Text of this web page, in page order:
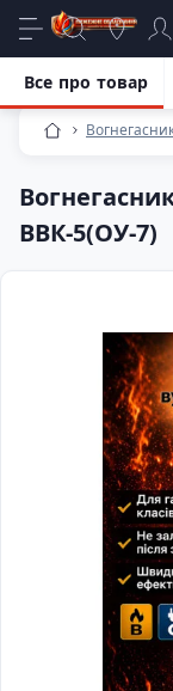
ВВК-5(ОУ-7)
Все про товар